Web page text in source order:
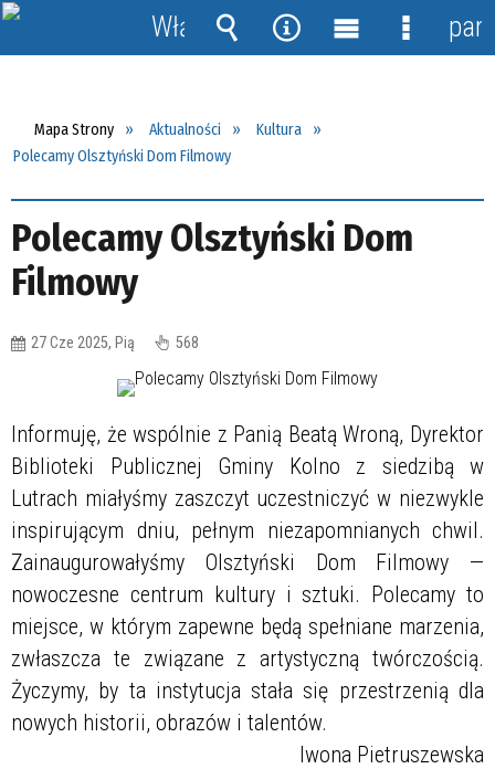
Mapa Strony Aktualności
Kultura
Polecamy Olsztyński Dom Filmowy
Polecamy Olsztyński Dom
Filmowy
27 Cze 2025, Pią 568
Informuję, że wspólnie z Panią Beatą Wroną, Dyrektor
Biblioteki Publicznej Gminy Kolno z siedzibą w
Lutrach miałyśmy zaszczyt uczestniczyć w niezwykle
inspirującym dniu, pełnym niezapomnianych chwil.
Zainaugurowałyśmy Olsztyński Dom Filmowy —
nowoczesne centrum kultury i sztuki. Polecamy to
miejsce, w którym zapewne będą spełniane marzenia,
zwłaszcza te związane z artystyczną twórczością.
Życzymy, by ta instytucja stała się przestrzenią dla
nowych historii, obrazów i talentów.
Iwona Pietruszewska
Włącz
powiadomienia
Wyszukiwarka
Narzędzia
MenuMenu